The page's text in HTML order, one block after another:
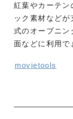
紅葉やカーテン
ック素材など
式のオープニン
面などに利用で
movietools